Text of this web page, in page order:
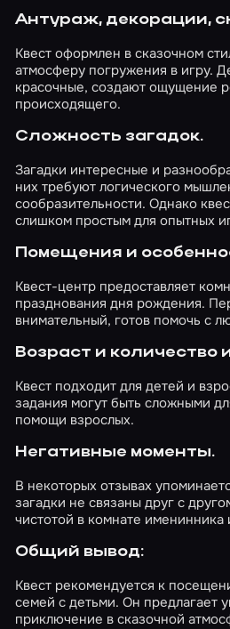
Антураж, декорации,
Квест оформлен в сказочном
атмосферу погружения в игру.
красочные, создают ощущение
происходящего.
Сложность загадок.
Загадки интересные и
них требуют логического
сообразительности. Однако
слишком простым для опытных
Помещения и
Квест-центр предоставляет
празднования дня рождения.
внимательный, готов помочь с
Возраст и количество
Квест подходит для детей и
задания могут быть сложными
помощи взрослых.
Негативные моменты.
В некоторых отзывах
загадки не связаны друг с
чистотой в комнате
Общий вывод:
Квест рекомендуется к
семей с детьми. Он предлагает
приключение в сказочной